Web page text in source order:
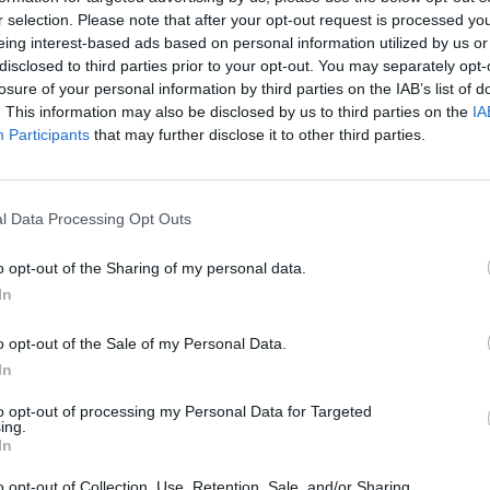
selection. Please note that after your opt-out request is processed
interest-based ads based on personal information utilized by us
to third parties prior to your opt-out. You may separately
of your personal information by third parties on the IAB’s list of
This information may also be disclosed by us to third parties on the
Participants that may further disclose it to other third parties.
Data Processing Opt Outs
opt-out of the Sharing of my personal data.
opt-out of the Sale of my Personal Data.
opt-out of processing my Personal Data for Targeted
opt-out of Collection, Use, Retention, Sale, and/or Sharing
χρέος είναι άνω των 150.000 ευρώ και μένει απλήρωτο για
από ασφαλιστικές περιόδους πριν τον Απρίλιο του
με δημόσια έκθεση. Η μόνη σωτηρία είναι η ένταξη σε
αποπληρωμή ώστε το υπόλοιπο να πέσει κάτω από το όριο
είσπραξης. Το μήνυμα όμως είναι σαφές «ακόμα κι αν
είναι συνεχής».
ένοικοι» της λίστας: πτωχευμένες επιχειρήσεις,
ΠΑΕ, διαφημιστικές, βιομηχανίες, αλλά και γνωστά
εκατομμύρια και παραμένουν για χρόνια στο
λιστών, καθώς τα χρέη τους είναι τόσο μεγάλα και τόσο
είσπραξης. Μόνο 10 φυσικά πρόσωπα χρωστάνε
έχουν γράψει στο κοντέρ πάνω από 26 δισ.!
2.197 προσώπων σε σχέση με το 2023, φτάνοντας τα
πρόσωπα. Όμως πίσω από τους αριθμούς κρύβεται μια
φέρνει απαραίτητα και είσπραξη. Αντίθετα, πρόκειται για
που έχει περισσότερο επικοινωνιακή στόχευση
Πάντως, ακόμη και μετά την ανάρτηση, προβλέπεται
για όποιον αποδείξει ότι αδίκως εκτέθηκε ή ότι